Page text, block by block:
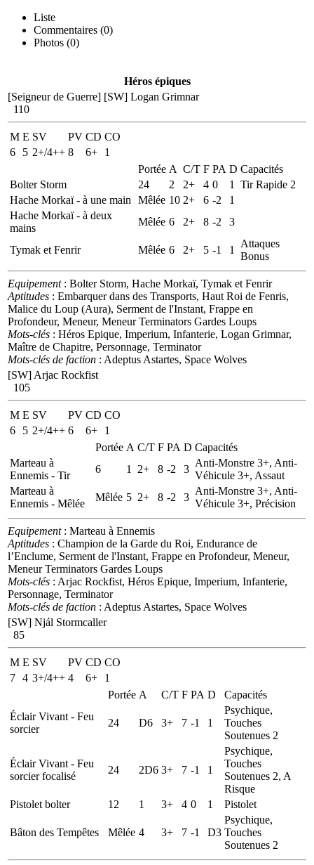
Liste
Commentaires (0)
Photos (0)
Héros épiques
[Seigneur de Guerre] [SW] Logan Grimnar
110
M E SV PV CD CO
6
5 2+/4++ 8 6+
1
Portée A C/T F PA D Capacités
Bolter Storm
24 2 2+ 4 0 1
Tir Rapide 2
Hache Morkaï - à une main
Mêlée 10 2+ 6 -2
1
Hache Morkaï - à deux
mains
Mêlée 6 2+ 8 -2 3
Tymak et Fenrir Mêlée 6 2+ 5 -1 1
Attaques
Bonus
Equipement: Bolter Storm, Hache Morkaï, Tymak et Fenrir
Aptitudes : Embarquer dans des Transports, Haut Roi de Fenris,
Malice du Loup (Aura), Serment de l'Instant, Frappe en
Profondeur, Meneur, Meneur Terminators Gardes Loups
Mots-clés : Héros Epique, Imperium, Infanterie, Logan Grimnar,
Maître de Chapitre, Personnage, Terminator
Mots-clés de faction : Adeptus Astartes, Space Wolves
[SW] Arjac Rockfist
105
M E SV PV CD CO
6
5 2+/4++ 6 6+
1
Portée A C/T F PA D Capacités
Marteau à
Ennemis - Tir
6 1 2+ 8 -2 3
Anti-Monstre 3+, Anti-
Véhicule 3+, Assaut
Marteau à
Ennemis - Mêlée
Mêlée 5 2+ 8 -2 3
Anti-Monstre 3+, Anti-
Véhicule 3+, Précision
Equipement: Marteau à Ennemis
Aptitudes : Champion de la Garde du Roi, Endurance de
l’Enclume, Serment de l'Instant, Frappe en Profondeur, Meneur,
Meneur Terminators Gardes Loups
Mots-clés : Arjac Rockfist, Héros Epique, Imperium, Infanterie,
Personnage, Terminator
Mots-clés de faction : Adeptus Astartes, Space Wolves
[SW] Njál Stormcaller
85
M E SV PV CD CO
7 4 3+/4++ 4 6+
1
Portée A C/T F PA D
Capacités
Éclair Vivant - Feu
sorcier
24 D6 3+ 7 -1 1
Psychique,
Touches
Soutenues 2
Éclair Vivant - Feu
sorcier focalisé
24 2D6 3+ 7 -1 1
Psychique,
Touches
Soutenues 2, A
Risque
Pistolet bolter
12 1 3+ 4 0 1 Pistolet
Bâton des Tempêtes Mêlée 4 3+ 7 -1 D3
Psychique,
Touches
Soutenues 2